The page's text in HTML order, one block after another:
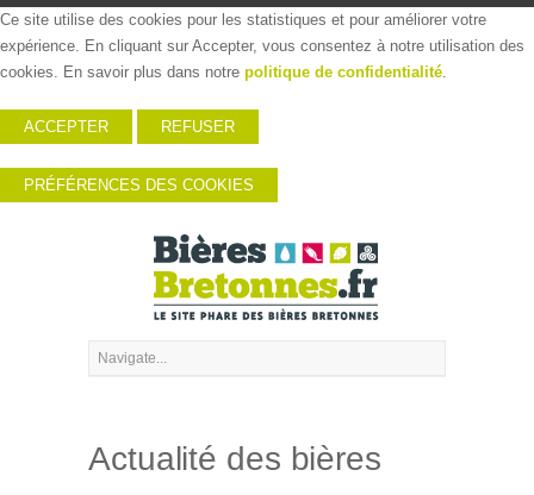
Ce site utilise des cookies pour les statistiques et pour améliorer votre
expérience. En cliquant sur Accepter, vous consentez à notre utilisation des
cookies. En savoir plus dans notre politique de confidentialité.
ACCEPTER REFUSER
PRÉFÉRENCES DES COOKIES
Actualité des bières